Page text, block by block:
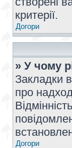
критерії.
Догори
» У чому
Закладки
про
Догори